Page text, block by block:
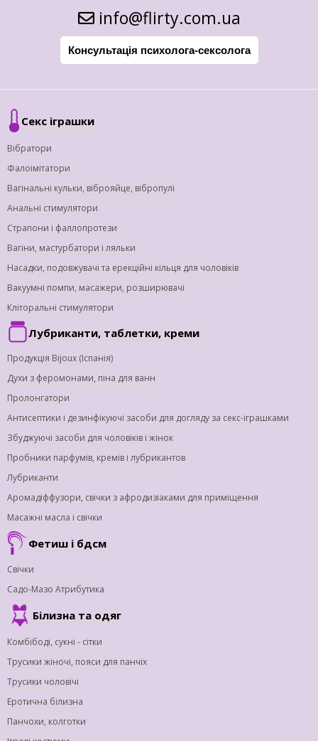
info@flirty.com.ua
Консультація психолога-сексолога
Секс іграшки
Вібратори
Фалоімітатори
Вагінальні кульки, віброяйце, вібропулі
Анальні стимулятори
Страпони і фаллопротези
Вагіни, мастурбатори і ляльки
Насадки, подовжувачі та ерекційні кільця для чоловіків
Вакуумні помпи, масажери, розширювачі
Кліторальні стимулятори
Лубриканти, таблетки, креми
Продукція Bijoux (Іспанія)
Духи з феромонами, піна для ванн
Пролонгатори
Антисептики і дезинфікуючі засоби для догляду за секс-іграшками
Збуджуючі засоби для чоловіків і жінок
Пробники парфумів, кремів і лубрикантов
Лубриканти
Аромадіффузори, свічки з афродизіаками для приміщення
Масажні масла і свічки
Фетиш і бдсм
Свічки
Садо-Мазо Атрибутика
Білизна та одяг
Комбібоді, сукні - сітки
Трусики жіночі, пояси для панчіх
Трусики чоловічі
Еротична білизна
Панчохи, колготки